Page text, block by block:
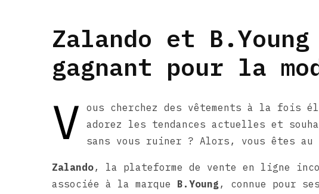
Zalando et
gagnant pour la
V
ous cherchez des vêtements à la fois
adorez les tendances actuelles et
sans vous ruiner ? Alors, vous êtes
Zalando, la plateforme de vente en ligne
associée à la marque B.Young, connue pour